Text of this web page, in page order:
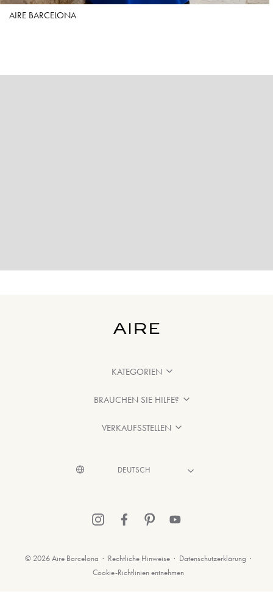
AIRE BARCELONA
KATEGORIEN
BRAUCHEN SIE HILFE?
VERKAUFSSTELLEN
© 2026 Aire Barcelona · Rechtliche Hinweise · Datenschutzerklärung ·
Cookie-Richtlinien entnehmen